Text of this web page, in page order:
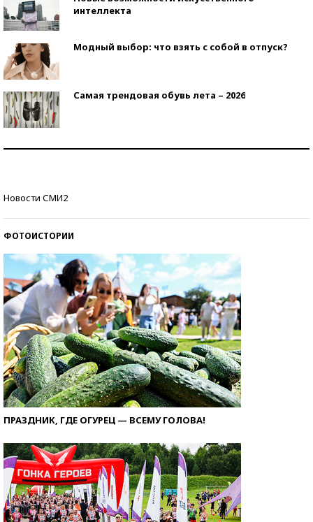
интеллекта
Модный выбор: что взять с собой в отпуск?
Самая трендовая обувь лета – 2026
Новости СМИ2
ФОТОИСТОРИИ
ПРАЗДНИК, ГДЕ ОГУРЕЦ — ВСЕМУ ГОЛОВА!